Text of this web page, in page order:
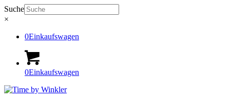
Suche
×
0Einkaufswagen
0Einkaufswagen